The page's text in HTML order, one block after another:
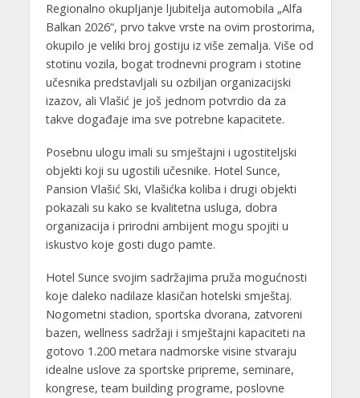
Regionalno okupljanje ljubitelja automobila „Alfa
Balkan 2026“, prvo takve vrste na ovim prostorima,
okupilo je veliki broj gostiju iz više zemalja. Više od
stotinu vozila, bogat trodnevni program i stotine
učesnika predstavljali su ozbiljan organizacijski
izazov, ali Vlašić je još jednom potvrdio da za
takve događaje ima sve potrebne kapacitete.
Posebnu ulogu imali su smještajni i ugostiteljski
objekti koji su ugostili učesnike. Hotel Sunce,
Pansion Vlašić Ski, Vlašićka koliba i drugi objekti
pokazali su kako se kvalitetna usluga, dobra
organizacija i prirodni ambijent mogu spojiti u
iskustvo koje gosti dugo pamte.
Hotel Sunce svojim sadržajima pruža mogućnosti
koje daleko nadilaze klasičan hotelski smještaj.
Nogometni stadion, sportska dvorana, zatvoreni
bazen, wellness sadržaji i smještajni kapaciteti na
gotovo 1.200 metara nadmorske visine stvaraju
idealne uslove za sportske pripreme, seminare,
kongrese, team building programe, poslovne